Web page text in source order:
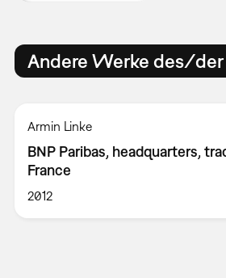
Andere Werke des/
Armin Linke
BNP Paribas, headquarters,
France
2012